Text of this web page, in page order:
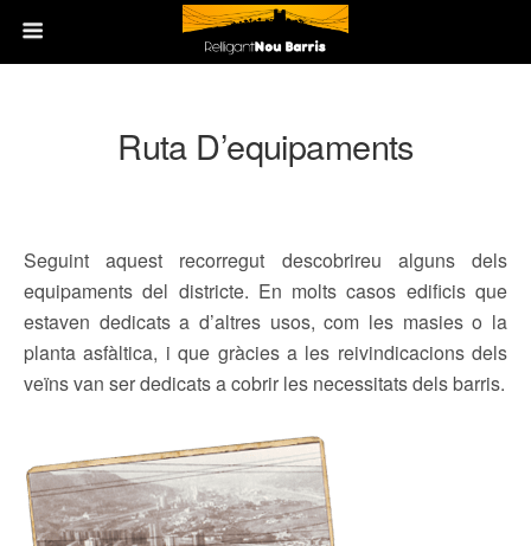
Ruta D’equipaments
Seguint aquest recorregut descobrireu alguns dels
equipaments del districte. En molts casos edificis que
estaven dedicats a d’altres usos, com les masies o la
planta asfàltica, i que gràcies a les reivindicacions dels
veïns van ser dedicats a cobrir les necessitats dels barris.